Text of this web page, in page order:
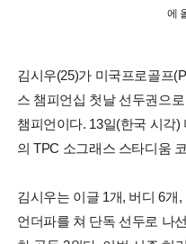
에
김시우(25)가 미국프로골프
스 챔피언십 첫날 선두권으
챔피언이다. 13일(한국 시각
의 TPC 소그래스 스타디움
김시우는 이글 1개, 버디 6개
언더파를 쳐 단독 선두로 나